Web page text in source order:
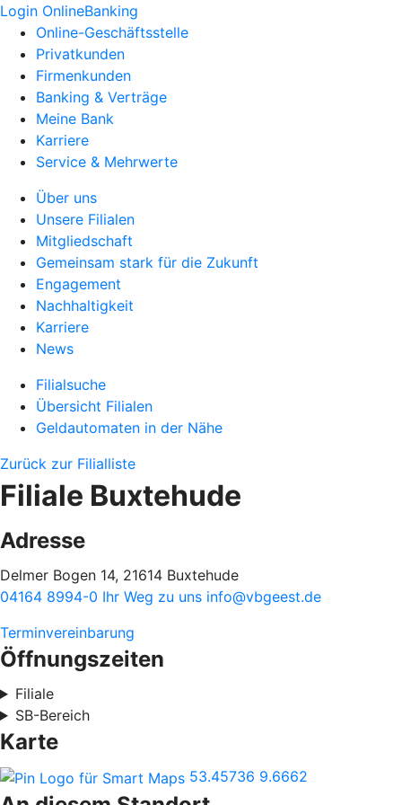
Login OnlineBanking
Online-Geschäftsstelle
Privatkunden
Firmenkunden
Banking & Verträge
Meine Bank
Karriere
Service & Mehrwerte
Über uns
Unsere Filialen
Mitgliedschaft
Gemeinsam stark für die Zukunft
Engagement
Nachhaltigkeit
Karriere
News
Filialsuche
Übersicht Filialen
Geldautomaten in der Nähe
Zurück zur Filialliste
Filiale Buxtehude
Adresse
Delmer Bogen 14, 21614 Buxtehude
04164 8994-0 Ihr Weg zu uns info@vbgeest.de
Terminvereinbarung
Öffnungszeiten
Filiale
SB-Bereich
Karte
53.45736 9.6662